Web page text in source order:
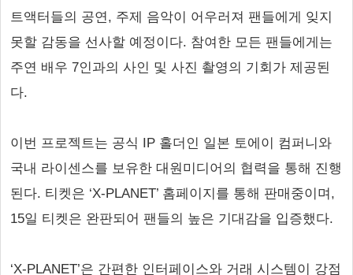
트액터들의 공연, 주제 음악이 어우러져 팬들에게 잊지
못할 감동을 선사할 예정이다. 참여한 모든 팬들에게는
주연 배우 7인과의 사인 및 사진 촬영의 기회가 제공된
다.
이번 프로젝트는 공식 IP 홀더인 일본 토에이 컴퍼니와
국내 라이센스를 보유한 대원미디어의 협력을 통해 진행
된다. 티켓은 ‘X-PLANET’ 홈페이지를 통해 판매중이며,
15일 티켓은 완판되어 팬들의 높은 기대감을 입증했다.
‘X-PLANET’은 간편한 인터페이스와 거래 시스템이 강점